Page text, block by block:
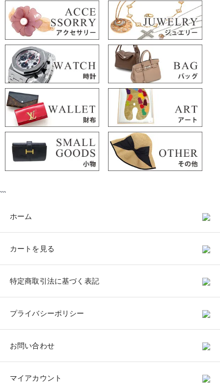
```
ホーム
カートを見る
特定商取引法に基づく表記
プライバシーポリシー
お問い合わせ
マイアカウント